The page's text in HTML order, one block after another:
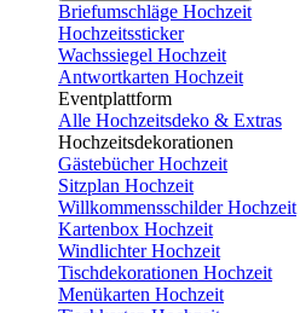
Briefumschläge Hochzeit
Hochzeitssticker
Wachssiegel Hochzeit
Antwortkarten Hochzeit
Eventplattform
Alle Hochzeitsdeko & Extras
Hochzeitsdekorationen
Gästebücher Hochzeit
Sitzplan Hochzeit
Willkommensschilder Hochzeit
Kartenbox Hochzeit
Windlichter Hochzeit
Tischdekorationen Hochzeit
Menükarten Hochzeit